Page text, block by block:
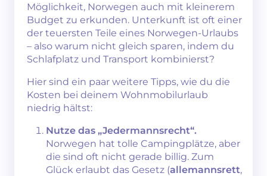
Möglichkeit, Norwegen auch mit kleinerem
Budget zu erkunden. Unterkunft ist oft einer
der teuersten Teile eines Norwegen-Urlaubs
– also warum nicht gleich sparen, indem du
Schlafplatz und Transport kombinierst?
Hier sind ein paar weitere Tipps, wie du die
Kosten bei deinem Wohnmobilurlaub
niedrig hältst:
Nutze das „Jedermannsrecht“.
Norwegen hat tolle Campingplätze, aber
die sind oft nicht gerade billig. Zum
Glück erlaubt das Gesetz (allemannsrett,